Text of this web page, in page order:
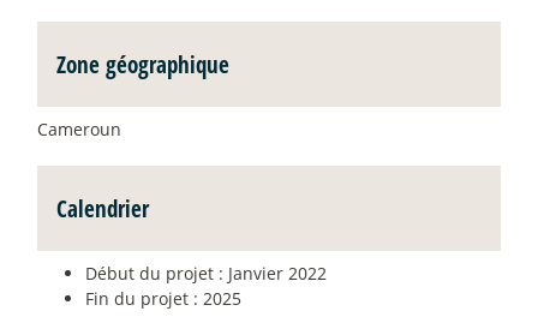
Zone géographique
Cameroun
Calendrier
Début du projet : Janvier 2022
Fin du projet : 2025